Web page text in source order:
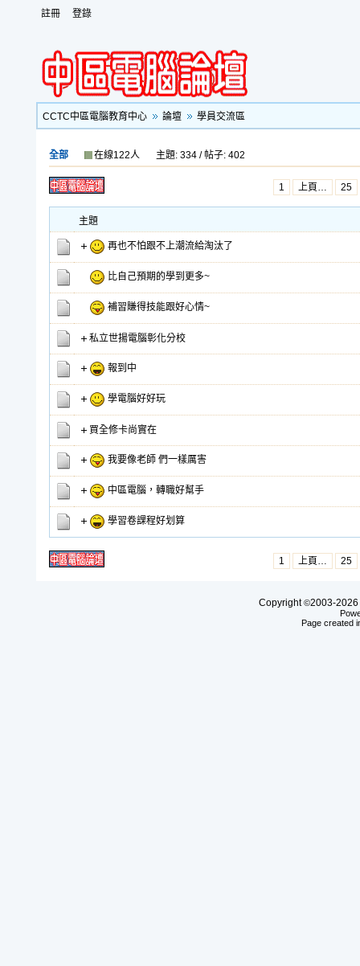
註冊 登錄
CCTC中區電腦教育中心 論壇 學員交流區
全部 在線122人 主題: 334 / 帖子: 402
1 上頁… 25
主題
再也不怕跟不上潮流給淘汰了
比自己預期的學到更多~
補習賺得技能跟好心情~
私立世揚電腦彰化分校
報到中
學電腦好好玩
買全修卡尚實在
我要像老師 們一樣厲害
中區電腦，轉職好幫手
學習卷課程好划算
1 上頁… 25
Copyright©2003-2026
Page created